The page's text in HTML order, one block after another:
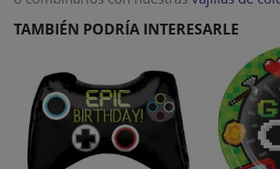
TAMBIÉN PODRÍA INTERESARLE